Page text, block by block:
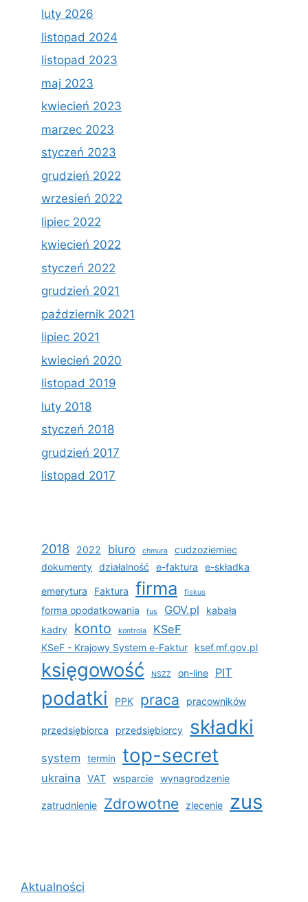
luty 2026
listopad 2024
listopad 2023
maj 2023
kwiecień 2023
marzec 2023
styczeń 2023
grudzień 2022
wrzesień 2022
lipiec 2022
kwiecień 2022
styczeń 2022
grudzień 2021
październik 2021
lipiec 2021
kwiecień 2020
listopad 2019
luty 2018
styczeń 2018
grudzień 2017
listopad 2017
2018 2022 biuro chmura
cudzoziemiec
dokumenty działalność e-faktura e-składka
emerytura Faktura firma fiskus
forma opodatkowania fus GOV.pl
kabała
kadry
konto kontrola KSeF
KSeF - Krajowy System e-Faktur ksef.mf.gov.pl
księgowość NSZZ on-line PIT
podatki PPK praca pracowników
przedsiębiorca przedsiębiorcy składki
system termin top-secret
ukraina VAT wsparcie wynagrodzenie
zatrudnienie Zdrowotne zlecenie zus
Aktualności